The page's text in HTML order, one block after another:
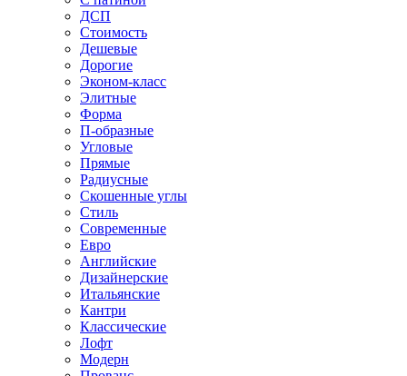
ДСП
Стоимость
Дешевые
Дорогие
Эконом-класс
Элитные
Форма
П-образные
Угловые
Прямые
Радиусные
Скошенные углы
Стиль
Современные
Евро
Английские
Дизайнерские
Итальянские
Кантри
Классические
Лофт
Модерн